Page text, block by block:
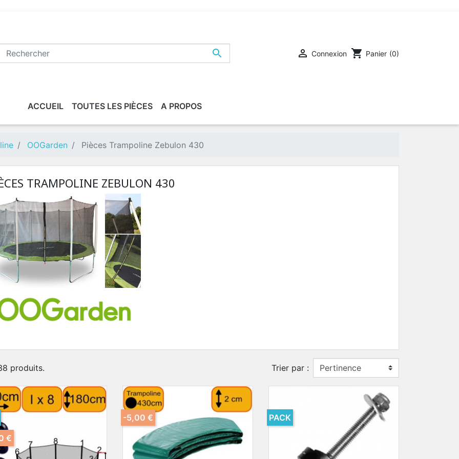
  Connexion shopping_cart Panier (0)
ACCUEIL TOUTES LES PIÈCES A PROPOS
OOGarden Pièces Trampoline Zebulon 430
TRAMPOLINE ZEBULON 430
produits. Trier par :
€
-5,00 € PACK